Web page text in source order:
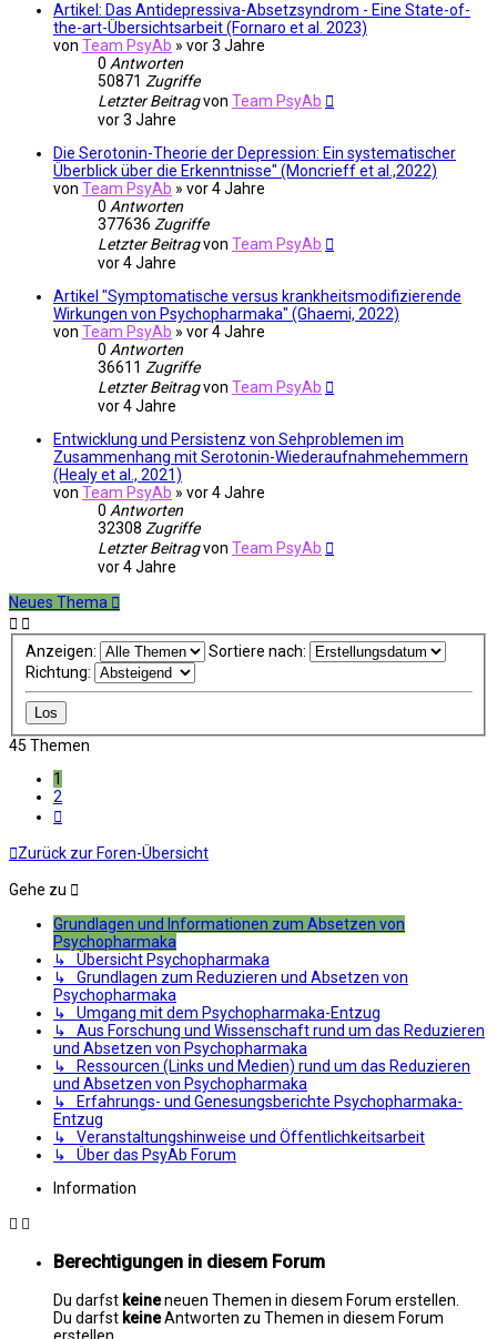
Artikel: Das Antidepressiva-Absetzsyndrom - Eine State-of-
the-art-Übersichtsarbeit (Fornaro et al. 2023)
von Team PsyAb » vor 3 Jahre
0 Antworten
50871 Zugriffe
Letzter Beitragvon Team PsyAb
vor 3 Jahre
Die Serotonin-Theorie der Depression: Ein systematischer
Überblick über die Erkenntnisse" (Moncrieff et al.,2022)
von Team PsyAb » vor 4 Jahre
0 Antworten
377636 Zugriffe
Letzter Beitragvon Team PsyAb
vor 4 Jahre
Artikel "Symptomatische versus krankheitsmodifizierende
Wirkungen von Psychopharmaka" (Ghaemi, 2022)
von Team PsyAb » vor 4 Jahre
0 Antworten
36611 Zugriffe
Letzter Beitragvon Team PsyAb
vor 4 Jahre
Entwicklung und Persistenz von Sehproblemen im
Zusammenhang mit Serotonin-Wiederaufnahmehemmern
(Healy et al., 2021)
von Team PsyAb » vor 4 Jahre
0 Antworten
32308 Zugriffe
Letzter Beitragvon Team PsyAb
vor 4 Jahre
Neues Thema
Anzeigen:
Sortiere nach:
Richtung:
45 Themen
1
2
Zurück zur Foren-Übersicht
Gehe zu
Grundlagen und Informationen zum Absetzen von
Psychopharmaka
↳ Übersicht Psychopharmaka
↳ Grundlagen zum Reduzieren und Absetzen von
Psychopharmaka
↳ Umgang mit dem Psychopharmaka-Entzug
↳ Aus Forschung und Wissenschaft rund um das Reduzieren
und Absetzen von Psychopharmaka
↳ Ressourcen (Links und Medien) rund um das Reduzieren
und Absetzen von Psychopharmaka
↳ Erfahrungs- und Genesungsberichte Psychopharmaka-
Entzug
↳ Veranstaltungshinweise und Öffentlichkeitsarbeit
↳ Über das PsyAb Forum
Information
Berechtigungen in diesem Forum
Du darfst keineneuen Themen in diesem Forum erstellen.
Du darfst keineAntworten zu Themen in diesem Forum
erstellen.